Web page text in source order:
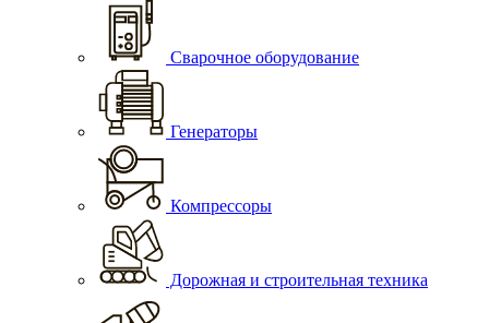
Сварочное оборудование
Генераторы
Компрессоры
Дорожная и строительная техника